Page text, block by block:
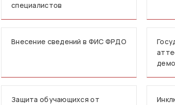
специалистов
Внесение сведений в ФИС ФРДО
Защита обучающихся от